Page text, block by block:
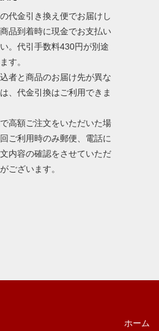
代金引き換え便でお届けし
品到着時に現金でお支払い
。代引手数料430円が別途
す。
者と商品のお届け先が異な
、代金引換はご利用できま
高額ご注文をいただいた場
ご利用時のみ郵便、電話に
内容の確認をさせていただ
ございます。
ホーム